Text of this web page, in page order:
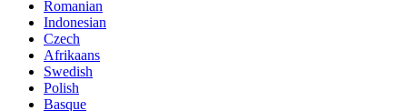
Romanian
Indonesian
Czech
Afrikaans
Swedish
Polish
Basque